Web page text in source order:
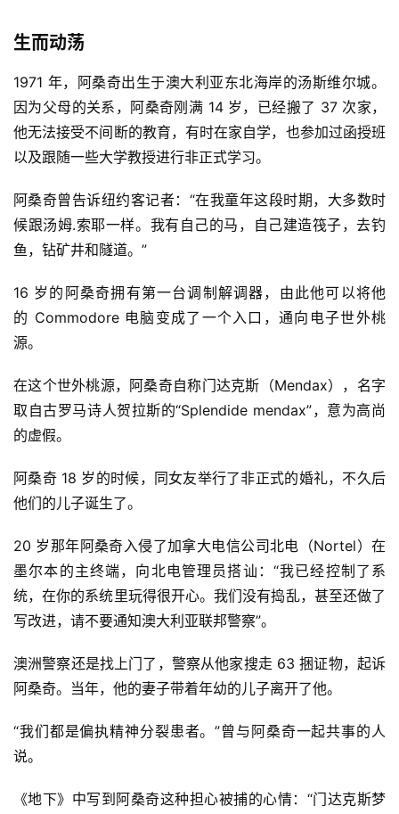
生而动荡
1971 年，阿桑奇出生于澳大利亚东北海岸的汤斯维尔城。
因为父母的关系，阿桑奇刚满 14 岁，已经搬了 37 次家，
他无法接受不间断的教育，有时在家自学，也参加过函授班
以及跟随一些大学教授进行非正式学习。
阿桑奇曾告诉纽约客记者：“在我童年这段时期，大多数时
候跟汤姆.索耶一样。我有自己的马，自己建造筏子，去钓
鱼，钻矿井和隧道。”
16 岁的阿桑奇拥有第一台调制解调器，由此他可以将他
的 Commodore 电脑变成了一个入口，通向电子世外桃
源。
在这个世外桃源，阿桑奇自称门达克斯（Mendax），名字
取自古罗马诗人贺拉斯的“Splendide mendax”，意为高尚
的虚假。
阿桑奇 18 岁的时候，同女友举行了非正式的婚礼，不久后
他们的儿子诞生了。
20 岁那年阿桑奇入侵了加拿大电信公司北电（Nortel）在
墨尔本的主终端，向北电管理员搭讪：“我已经控制了系
统，在你的系统里玩得很开心。我们没有捣乱，甚至还做了
写改进，请不要通知澳大利亚联邦警察”。
澳洲警察还是找上门了，警察从他家搜走 63 捆证物，起诉
阿桑奇。当年，他的妻子带着年幼的儿子离开了他。
“我们都是偏执精神分裂患者。”曾与阿桑奇一起共事的人
说。
《地下》中写到阿桑奇这种担心被捕的心情：“门达克斯梦